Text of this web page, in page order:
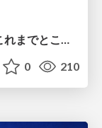
ご挨拶「10周年を迎える共創ラボのこれまでとこれから」
0 210